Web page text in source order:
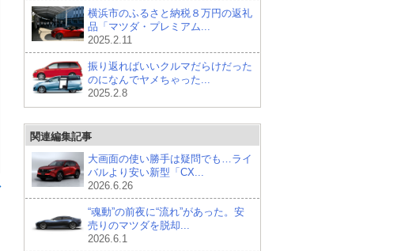
横浜市のふるさと納税８万円の返礼
品「マツダ・プレミアム...
2025.2.11
振り返ればいいクルマだらけだった
のになんでヤメちゃった...
2025.2.8
関連編集記事
大画面の使い勝手は疑問でも…ライ
バルより安い新型「CX...
2026.6.26
“魂動”の前夜に“流れ”があった。安
売りのマツダを脱却...
2026.6.1